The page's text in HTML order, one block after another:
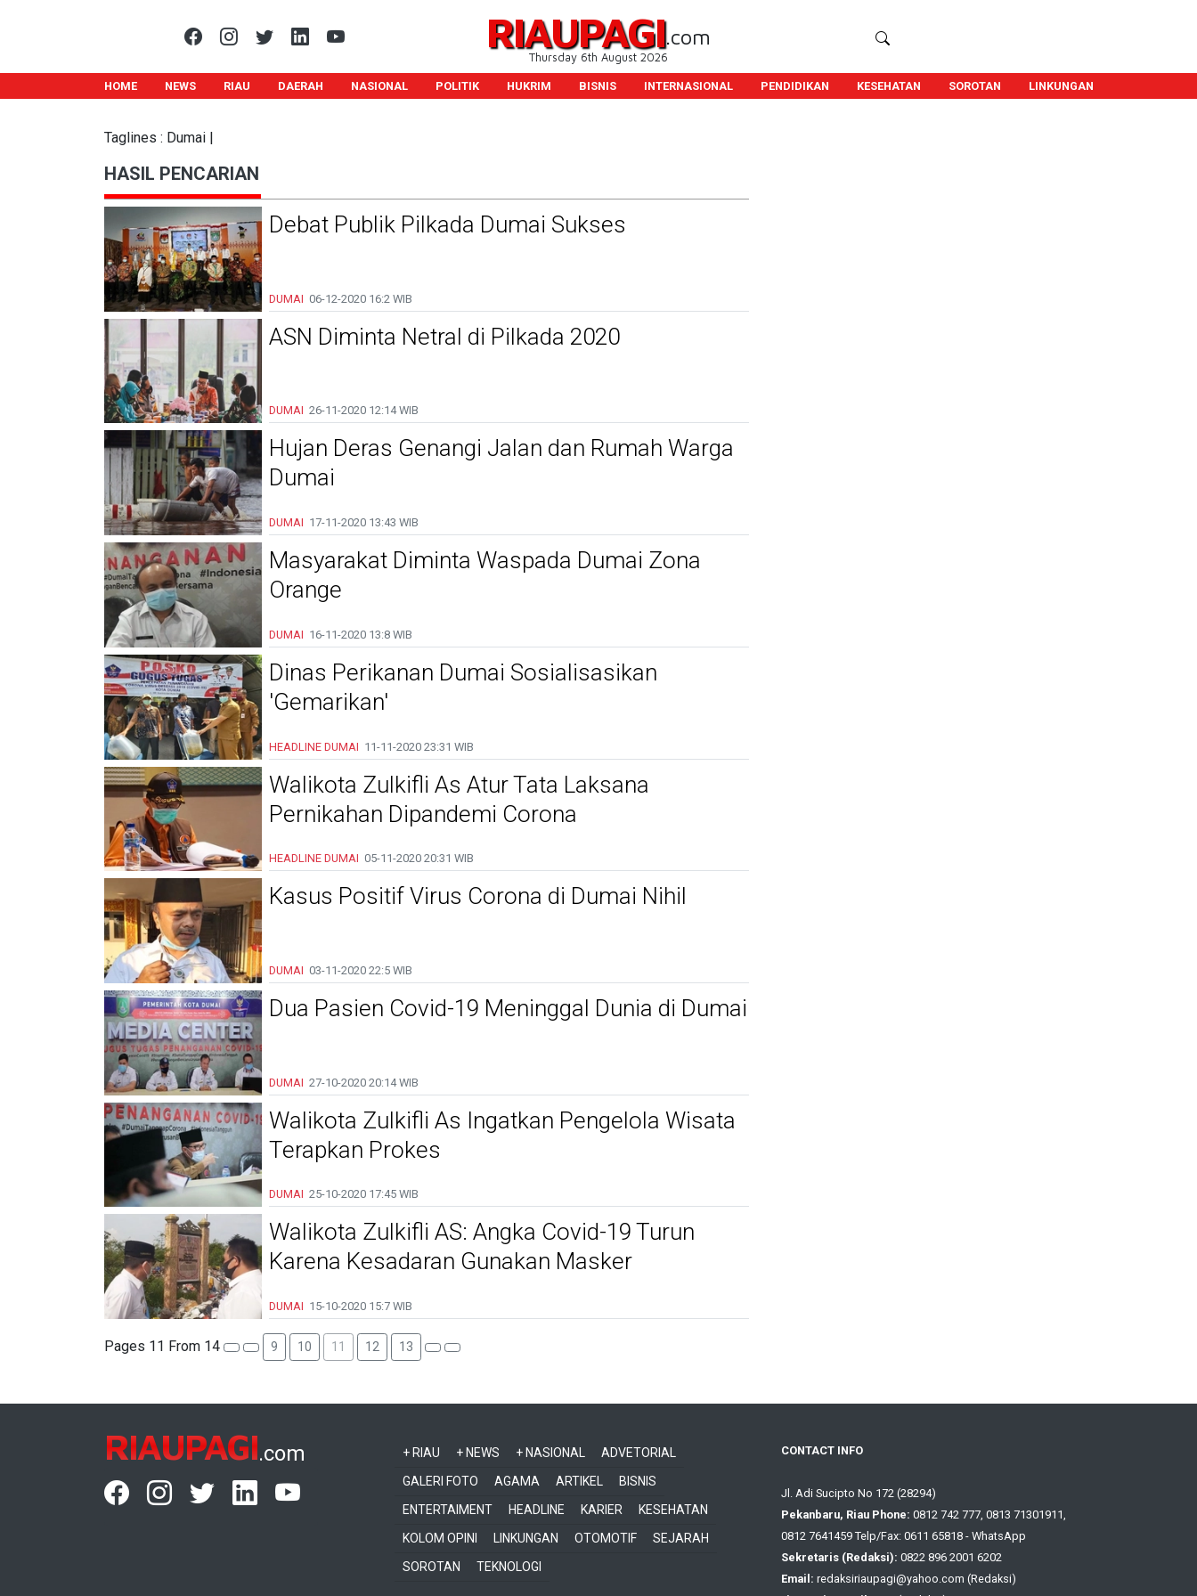
RIAUPAGI.com
Thursday 6th August 2026
HOME NEWS RIAU DAERAH NASIONAL POLITIK HUKRIM BISNIS INTERNASIONAL PENDIDIKAN KESEHATAN SOROTAN LINKUNGAN
Taglines : Dumai |
HASIL PENCARIAN
Debat Publik Pilkada Dumai Sukses
DUMAI 06-12-2020 16:2 WIB
ASN Diminta Netral di Pilkada 2020
DUMAI 26-11-2020 12:14 WIB
Hujan Deras Genangi Jalan dan Rumah Warga
Dumai
DUMAI 17-11-2020 13:43 WIB
Masyarakat Diminta Waspada Dumai Zona
Orange
DUMAI 16-11-2020 13:8 WIB
Dinas Perikanan Dumai Sosialisasikan
'Gemarikan'
HEADLINE DUMAI 11-11-2020 23:31 WIB
Walikota Zulkifli As Atur Tata Laksana
Pernikahan Dipandemi Corona
HEADLINE DUMAI 05-11-2020 20:31 WIB
Kasus Positif Virus Corona di Dumai Nihil
DUMAI 03-11-2020 22:5 WIB
Dua Pasien Covid-19 Meninggal Dunia di Dumai
DUMAI 27-10-2020 20:14 WIB
Walikota Zulkifli As Ingatkan Pengelola Wisata
Terapkan Prokes
DUMAI 25-10-2020 17:45 WIB
Walikota Zulkifli AS: Angka Covid-19 Turun
Karena Kesadaran Gunakan Masker
DUMAI 15-10-2020 15:7 WIB
Pages 11 From 14 9 10 11 12 13
RIAUPAGI.com + RIAU + NEWS + NASIONAL
ADVETORIAL
GALERI FOTO
AGAMA ARTIKEL
BISNIS
ENTERTAIMENT
HEADLINE KARIER
KESEHATAN
KOLOM OPINI
LINKUNGAN OTOMOTIF
SEJARAH
SOROTAN
TEKNOLOGI
CONTACT INFO
Jl. Adi Sucipto No 172 (28294)
Pekanbaru, Riau Phone: 0812 742 777, 0813 71301911,
0812 7641459 Telp/Fax: 0611 65818 - WhatsApp
Sekretaris (Redaksi): 0822 896 2001 6202
Email: redaksiriaupagi@yahoo.com (Redaksi)